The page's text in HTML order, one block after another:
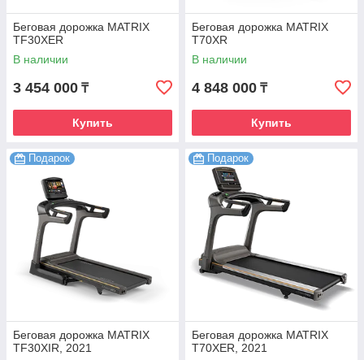
Беговая дорожка MATRIX
TF30XER
В наличии
3 454 000 ₸
Купить
Беговая дорожка MATRIX
T70XR
В наличии
4 848 000 ₸
Купить
Подарок
Беговая дорожка MATRIX
TF30XIR, 2021
Подарок
Беговая дорожка MATRIX
T70XER, 2021